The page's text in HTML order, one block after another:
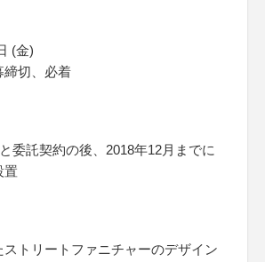
(金)
締切、必着
委託契約の後、2018年12月までに
置
ストリートファニチャーのデザイン